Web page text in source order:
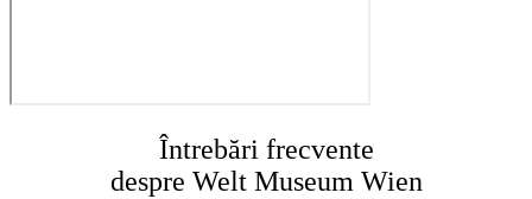
Întrebări frecvente
despre Welt Museum Wien